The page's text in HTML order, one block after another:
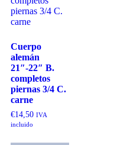
Cuerpo
alemán
21″-22″ B.
completos
piernas 3/4 C.
carne
€14,50 IVA
incluido